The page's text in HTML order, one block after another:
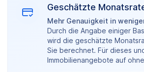
Geschätzte
Mehr Genauigkeit in
Durch die Angabe einiger
wird die geschätzte
Sie berechnet. Für dieses
Immobilienangebote auf